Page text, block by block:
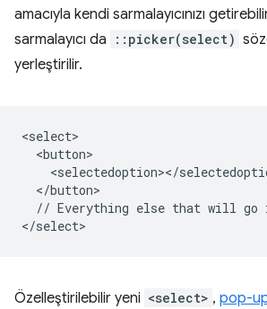
amacıyla kendi sarmalayıcınızı
sarmalayıcı da
::picker(select)
yerleştirilir.
<select>
  <button>
<selectedoption></
  </button>
// Everything else that will
Özelleştirilebilir yeni <select> , pop-